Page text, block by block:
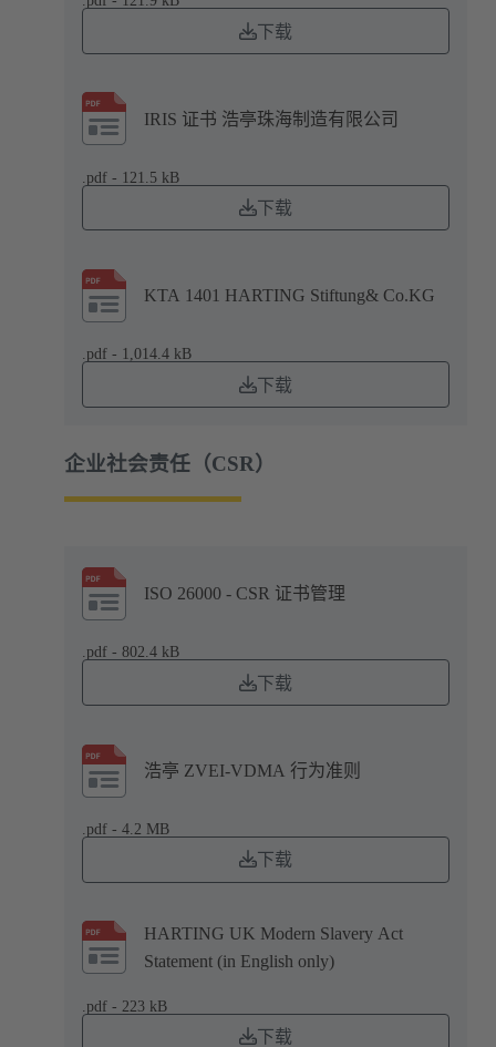
下载
IRIS 证书 浩亭珠海制造有限公司
.pdf - 121.5 kB
下载
KTA 1401 HARTING Stiftung& Co.KG
.pdf - 1,014.4 kB
下载
企业社会责任（CSR）
ISO 26000 - CSR 证书管理
.pdf - 802.4 kB
下载
浩亭 ZVEI-VDMA 行为准则
.pdf - 4.2 MB
下载
HARTING UK Modern Slavery Act
Statement (in English only)
.pdf - 223 kB
下载